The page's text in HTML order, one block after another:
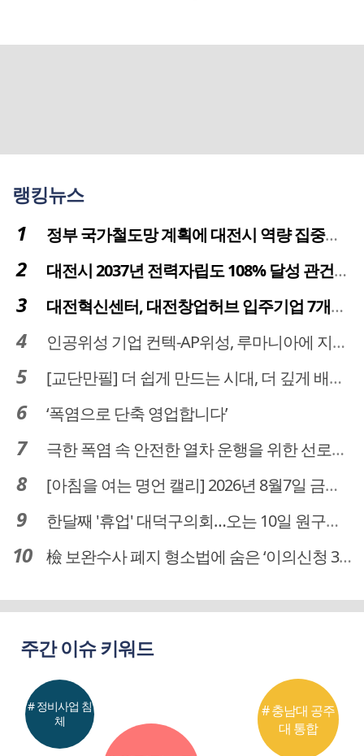
랭킹뉴스
정부 국가철도망 계획에 대전시 역량 집중해야
대전시 2037년 전력자립도 108% 달성 관건은 '주민 수용성'
대전혁신센터, 대전창업허브 입주기업 7개사 모집
인공위성 기업 컨텍-AP위성, 루마니아에 지상국 시스템 전수
[교단만필] 더 쉽게 만드는 시대, 더 깊게 배우는 교육
‘폭염으로 단축 영업합니다’
극한 폭염 속 안전한 열차 운행을 위한 선로관리
[아침을 여는 명언 캘리] 2026년 8월7일 금요일
한달째 '휴업' 대덕구의회…오는 10일 원구성 다시 돌입
檢 보완수사 폐지 형소법에 숨은 ‘이의신청 3개월 제한’…황운하는 30일 추진
주간 이슈 키워드
# 충남대 공주
대 통합
# 정비사업 침
체